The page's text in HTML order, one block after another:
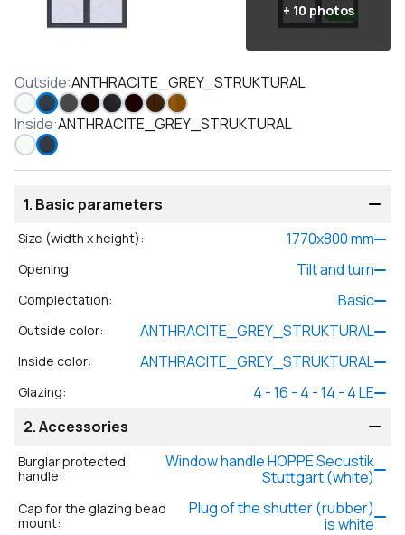
+ 10 photos
Outside:ANTHRACITE_GREY_STRUKTURAL
Inside:ANTHRACITE_GREY_STRUKTURAL
1. Basic parameters
Size (width x height): 1770x800mm
Opening: Tilt and turn
Complectation: Basic
Outside color: ANTHRACITE_GREY_STRUKTURAL
Inside color: ANTHRACITE_GREY_STRUKTURAL
Glazing:
4 - 16 - 4 - 14 - 4 LE
2.Accessories
Burglar protected
handle:
Window handle HOPPE Secustik
Stuttgart (white)
Cap for the glazing bead
mount:
Plug of the shutter (rubber)
is white